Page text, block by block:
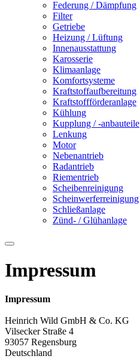
Federung / Dämpfung
Filter
Getriebe
Heizung / Lüftung
Innenausstattung
Karosserie
Klimaanlage
Komfortsysteme
Kraftstoffaufbereitung
Kraftstoffförderanlage
Kühlung
Kupplung / -anbauteile
Lenkung
Motor
Nebenantrieb
Radantrieb
Riementrieb
Scheibenreinigung
Scheinwerferreinigung
Schließanlage
Zünd- / Glühanlage
Impressum
Impressum
Heinrich Wild GmbH & Co. KG
Vilsecker Straße 4
93057 Regensburg
Deutschland